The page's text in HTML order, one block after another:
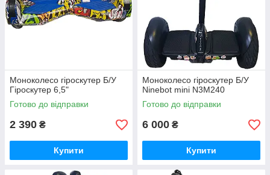
Моноколесо гіроскутер Б/У
Гіроскутер 6,5"
Готово до відправки
2 390 ₴
Купити
Моноколесо гіроскутер Б/У
Ninebot mini N3M240
Готово до відправки
6 000 ₴
Купити